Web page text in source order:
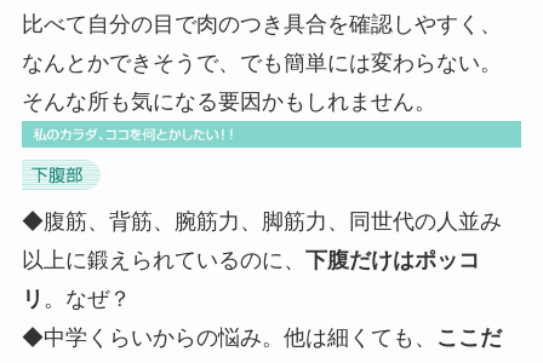
比べて自分の目で肉のつき具合を確認しやすく、
なんとかできそうで、でも簡単には変わらない。
そんな所も気になる要因かもしれません。
◆腹筋、背筋、腕筋力、脚筋力、同世代の人並み
以上に鍛えられているのに、 下腹だけはポッコ
リ 。なぜ？
◆中学くらいからの悩み。他は細くても、
ここだ